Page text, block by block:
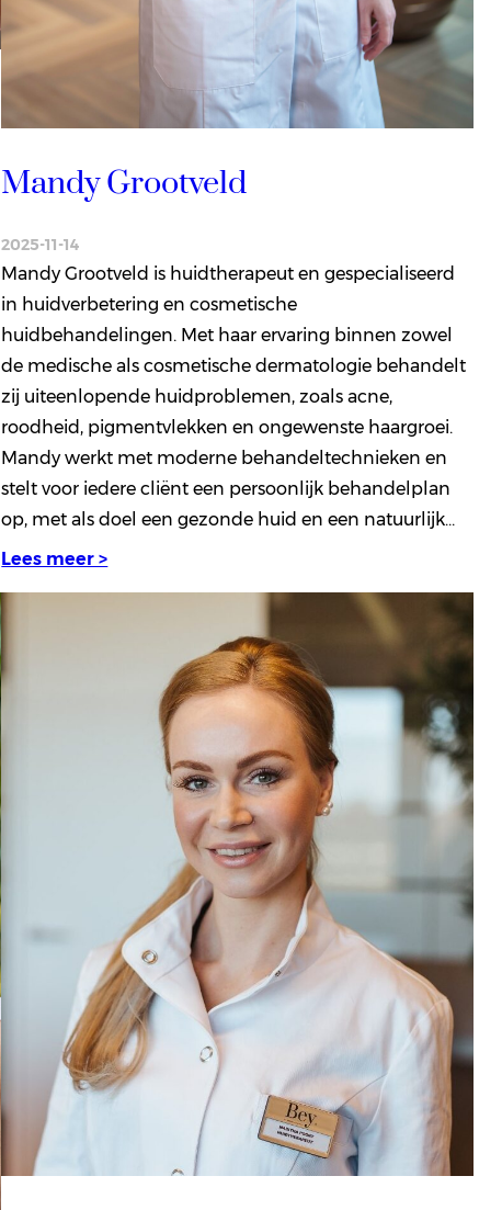
Mandy Grootveld
2025-11-14
Mandy Grootveld is huidtherapeut en gespecialiseerd
in huidverbetering en cosmetische
huidbehandelingen. Met haar ervaring binnen zowel
de medische als cosmetische dermatologie behandelt
zij uiteenlopende huidproblemen, zoals acne,
roodheid, pigmentvlekken en ongewenste haargroei.
Mandy werkt met moderne behandeltechnieken en
stelt voor iedere cliënt een persoonlijk behandelplan
op, met als doel een gezonde huid en een natuurlijk…
Lees meer >